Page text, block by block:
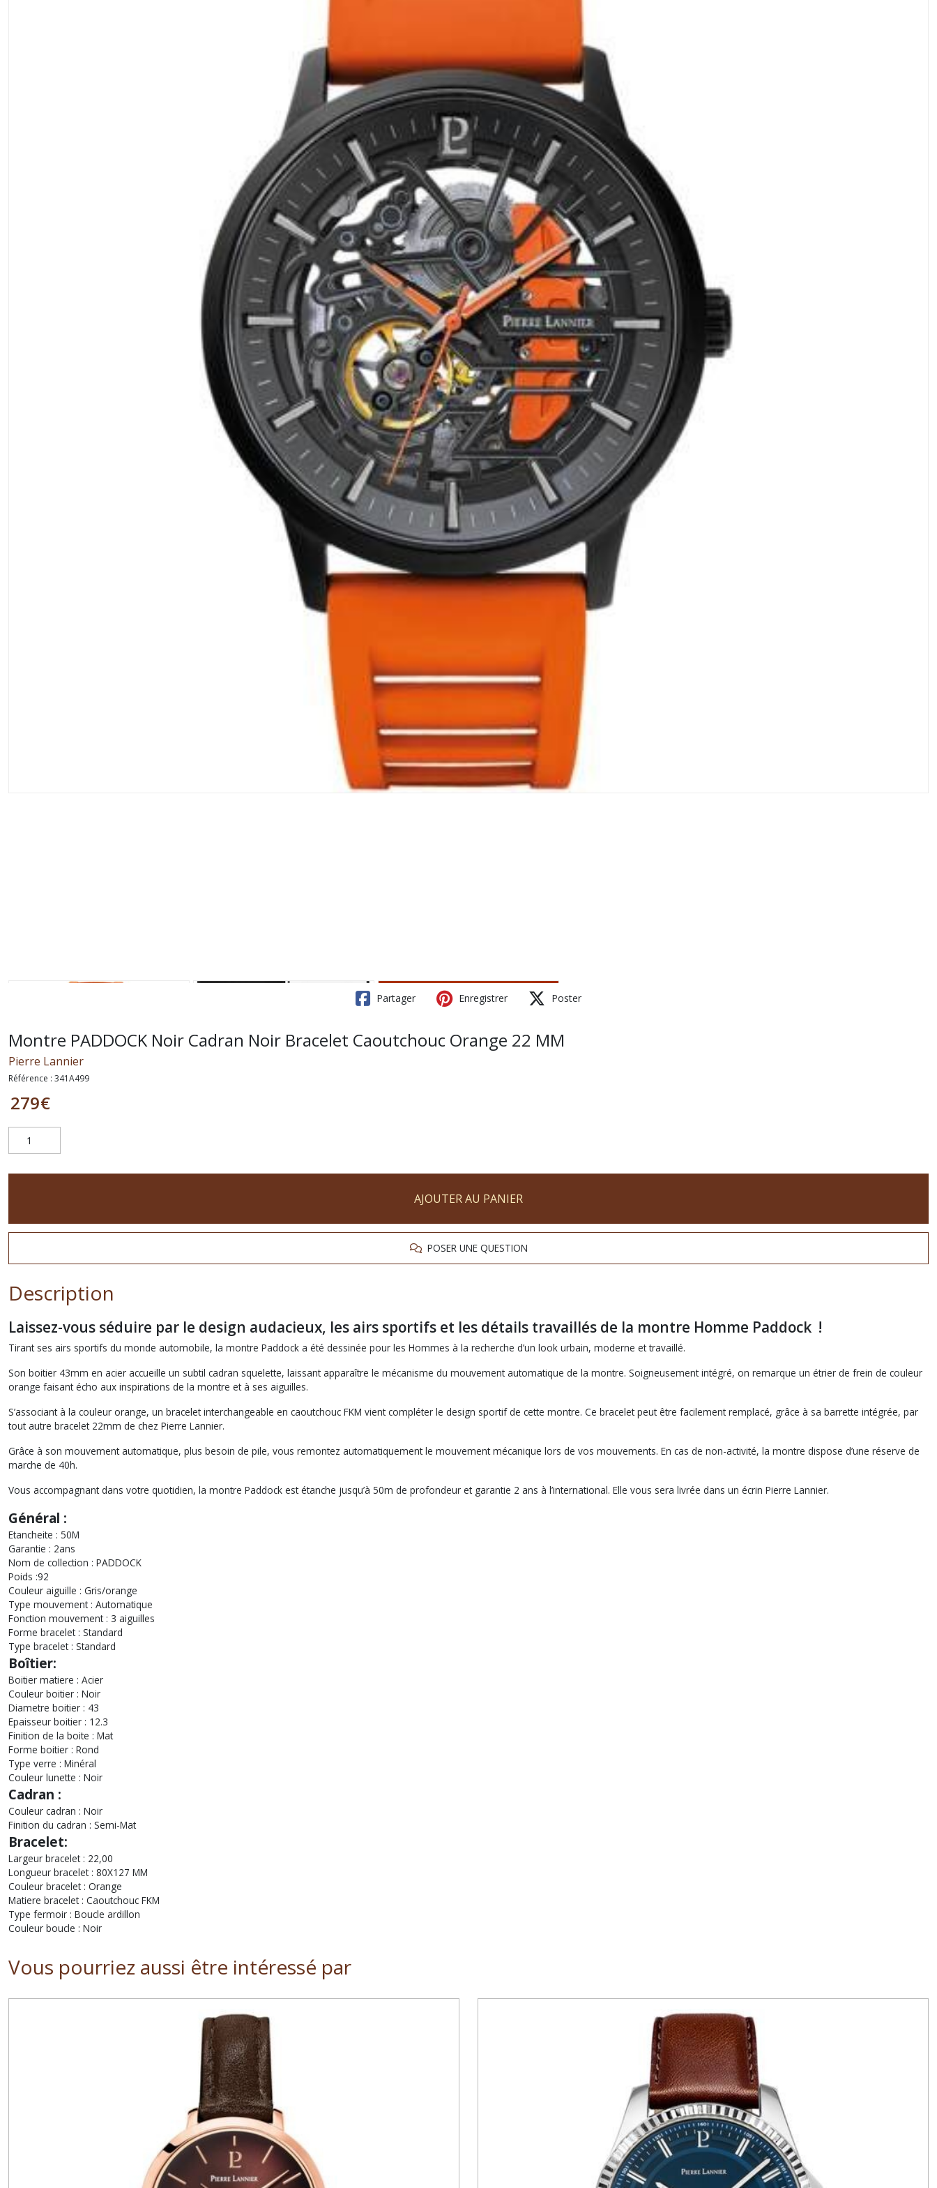
Partager Enregistrer Poster
Montre PADDOCK Noir Cadran Noir Bracelet Caoutchouc Orange 22 MM
Pierre Lannier
Référence : 341A499
279€
AJOUTER AU PANIER
POSER UNE QUESTION
Description
Laissez-vous séduire par le design audacieux, les airs sportifs et les détails travaillés de la montre Homme Paddock !
Tirant ses airs sportifs du monde automobile, la montre Paddock a été dessinée pour les Hommes à la recherche d’un look urbain, moderne et travaillé.
Son boitier 43mm en acier accueille un subtil cadran squelette, laissant apparaître le mécanisme du mouvement automatique de la montre. Soigneusement intégré, on remarque un étrier de frein de couleur
orange faisant écho aux inspirations de la montre et à ses aiguilles.
S’associant à la couleur orange, un bracelet interchangeable en caoutchouc FKM vient compléter le design sportif de cette montre. Ce bracelet peut être facilement remplacé, grâce à sa barrette intégrée, par
tout autre bracelet 22mm de chez Pierre Lannier.
Grâce à son mouvement automatique, plus besoin de pile, vous remontez automatiquement le mouvement mécanique lors de vos mouvements. En cas de non-activité, la montre dispose d’une réserve de
marche de 40h.
Vous accompagnant dans votre quotidien, la montre Paddock est étanche jusqu’à 50m de profondeur et garantie 2 ans à l’international. Elle vous sera livrée dans un écrin Pierre Lannier.
Général :
Etancheite : 50M
Garantie : 2ans
Nom de collection : PADDOCK
Poids :92
Couleur aiguille : Gris/orange
Type mouvement : Automatique
Fonction mouvement : 3 aiguilles
Forme bracelet : Standard
Type bracelet : Standard
Boîtier:
Boitier matiere : Acier
Couleur boitier : Noir
Diametre boitier : 43
Epaisseur boitier : 12.3
Finition de la boite : Mat
Forme boitier : Rond
Type verre : Minéral
Couleur lunette : Noir
Cadran :
Couleur cadran : Noir
Finition du cadran : Semi-Mat
Bracelet:
Largeur bracelet : 22,00
Longueur bracelet : 80X127 MM
Couleur bracelet : Orange
Matiere bracelet : Caoutchouc FKM
Type fermoir : Boucle ardillon
Couleur boucle : Noir
Vous pourriez aussi être intéressé par